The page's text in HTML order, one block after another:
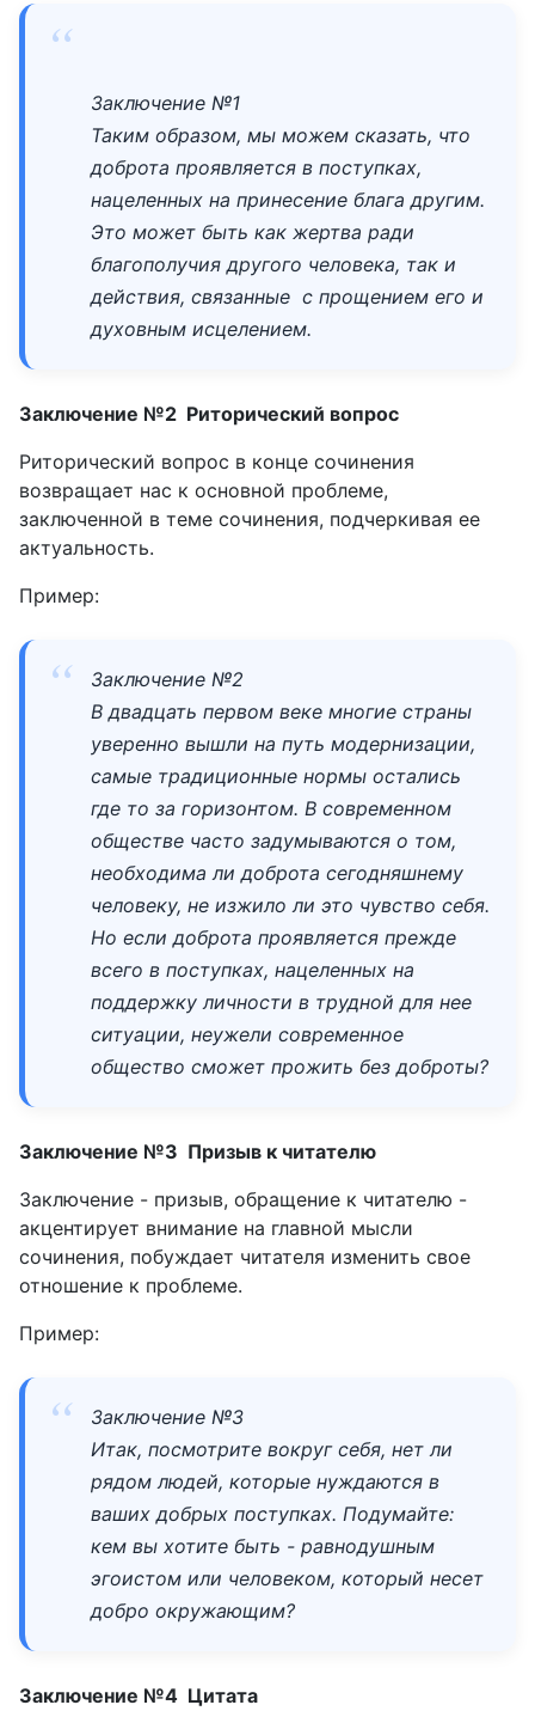
Заключение №1
Таким образом, мы можем сказать, что
доброта проявляется в поступках,
нацеленных на принесение блага другим.
Это может быть как жертва ради
благополучия другого человека, так и
действия, связанные с прощением его и
духовным исцелением.
Заключение №2 Риторический вопрос
Риторический вопрос в конце сочинения
возвращает нас к основной проблеме,
заключенной в теме сочинения, подчеркивая ее
актуальность.
Пример:
Заключение №2
В двадцать первом веке многие страны
уверенно вышли на путь модернизации,
самые традиционные нормы остались
где то за горизонтом. В современном
обществе часто задумываются о том,
необходима ли доброта сегодняшнему
человеку, не изжило ли это чувство себя.
Но если доброта проявляется прежде
всего в поступках, нацеленных на
поддержку личности в трудной для нее
ситуации, неужели современное
общество сможет прожить без доброты?
Заключение №3 Призыв к читателю
Заключение - призыв, обращение к читателю -
акцентирует внимание на главной мысли
сочинения, побуждает читателя изменить свое
отношение к проблеме.
Пример:
Заключение №3
Итак, посмотрите вокруг себя, нет ли
рядом людей, которые нуждаются в
ваших добрых поступках. Подумайте:
кем вы хотите быть - равнодушным
эгоистом или человеком, который несет
добро окружающим?
Заключение №4 Цитата